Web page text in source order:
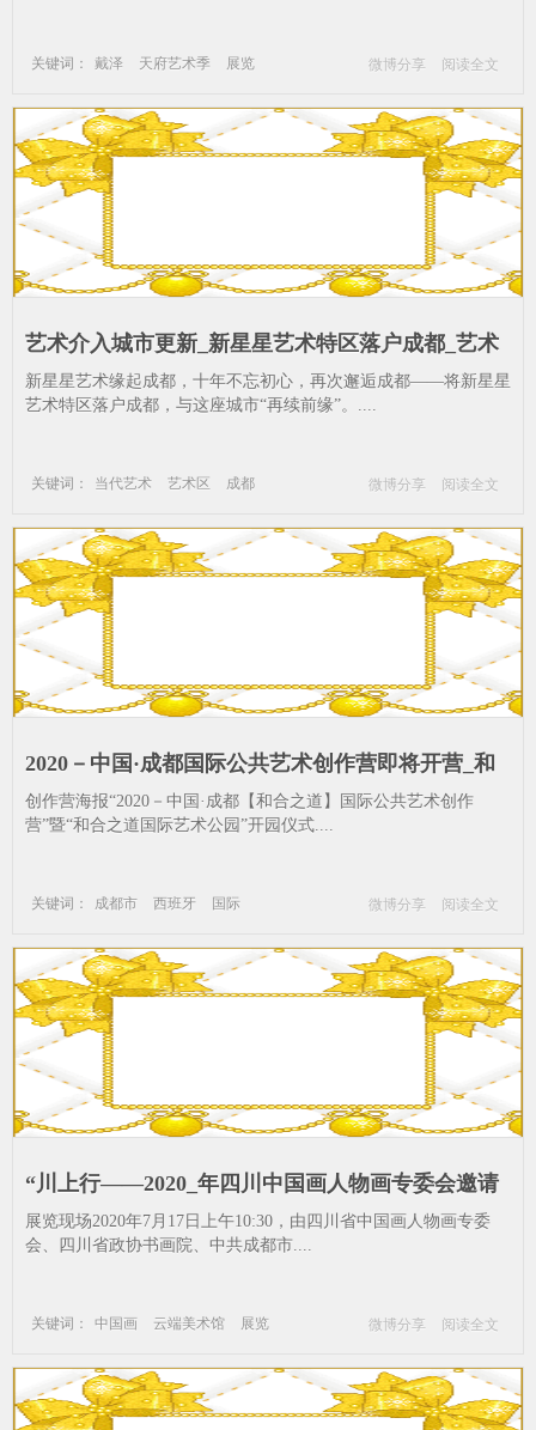
关键词： 戴泽 天府艺术季
展览
微博分享 阅读全文
艺术介入城市更新_新星星艺术特区落户成都_艺术
区-成都-艺术节-古镇-星星
新星星艺术缘起成都，十年不忘初心，再次邂逅成都——将新星星
艺术特区落户成都，与这座城市“再续前缘”。....
关键词： 当代艺术 艺术区
成都
微博分享 阅读全文
2020－中国·成都国际公共艺术创作营即将开营_和
合之道国-成都-成都市-西班牙-国际
​创作营海报“2020－中国·成都【和合之道】国际公共艺术创作
营”暨“和合之道国际艺术公园”开园仪式....
关键词： 成都市 西班牙
国际
微博分享 阅读全文
“川上行——2020_年四川中国画人物画专委会邀请
展”在新都开幕_云端美术馆-展览-美协-艺术家-成
都-市新
展览现场2020年7月17日上午10:30，由四川省中国画人物画专委
会、四川省政协书画院、中共成都市....
关键词： 中国画 云端美术馆
展览
微博分享 阅读全文